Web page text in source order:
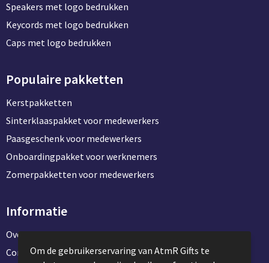
Speakers met logo bedrukken
Keycords met logo bedrukken
Caps met logo bedrukken
Populaire pakketten
Kerstpakketten
Sinterklaaspakket voor medewerkers
Paasgeschenk voor medewerkers
Onboardingpakket voor werknemers
Zomerpakketten voor medewerkers
Informatie
Over ons
Contact en klantenservice
Om de gebruikerservaring van AtmR Gifts te